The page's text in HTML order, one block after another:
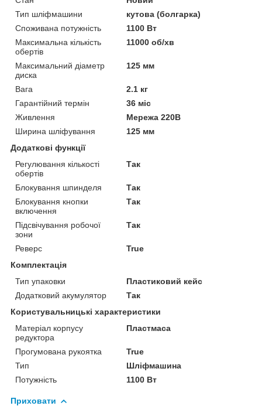
Тип шліфмашини
кутова (болгарка)
Споживана потужність
1100 Вт
Максимальна кількість
обертів
11000 об/хв
Максимальний діаметр
диска
125 мм
Вага
2.1 кг
Гарантійний термін
36 міс
Живлення
Мережа 220В
Ширина шліфування
125 мм
Додаткові функції
Регулювання кількості
обертів
Так
Блокування шпинделя
Так
Блокування кнопки
включення
Так
Підсвічування робочої
зони
Так
Реверс
True
Комплектація
Тип упаковки
Пластиковий кейс
Додатковий акумулятор
Так
Користувальницькі характеристики
Матеріал корпусу
редуктора
Пластмаса
Прогумована рукоятка
True
Тип
Шліфмашина
Потужність
1100 Вт
Приховати